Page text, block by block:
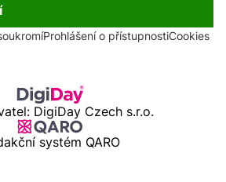
Prohlášení o přístupnostiCookies
DigiDay Czech s.r.o.
systém QARO